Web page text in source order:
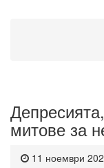
митове за
11 ноември